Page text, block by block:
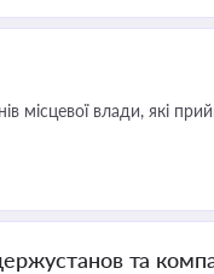
місцевої влади, які
та